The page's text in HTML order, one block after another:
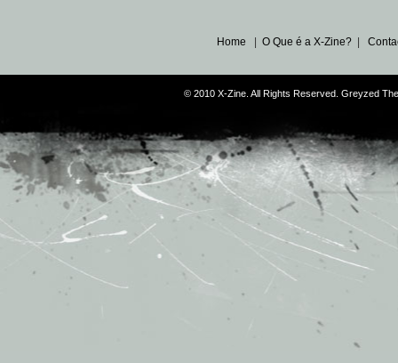
Home O Que é a X-Zine?
© 2010 X-Zine. All Rights Reserved. Greyzed